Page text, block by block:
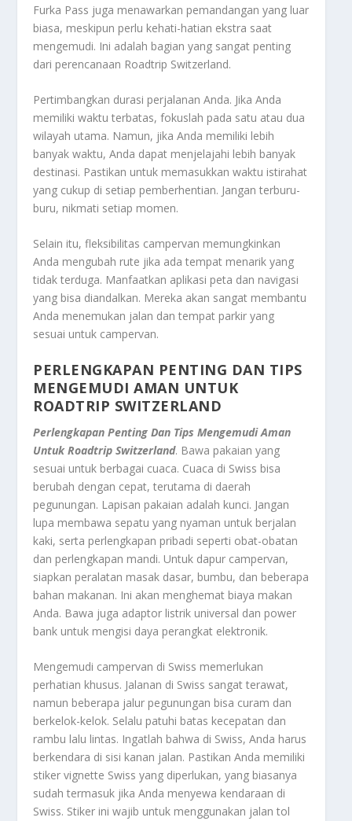
Furka Pass juga menawarkan pemandangan yang luar
biasa, meskipun perlu kehati-hatian ekstra saat
mengemudi. Ini adalah bagian yang sangat penting
dari perencanaan Roadtrip Switzerland.
Pertimbangkan durasi perjalanan Anda. Jika Anda
memiliki waktu terbatas, fokuslah pada satu atau dua
wilayah utama. Namun, jika Anda memiliki lebih
banyak waktu, Anda dapat menjelajahi lebih banyak
destinasi. Pastikan untuk memasukkan waktu istirahat
yang cukup di setiap pemberhentian. Jangan terburu-
buru, nikmati setiap momen.
Selain itu, fleksibilitas campervan memungkinkan
Anda mengubah rute jika ada tempat menarik yang
tidak terduga. Manfaatkan aplikasi peta dan navigasi
yang bisa diandalkan. Mereka akan sangat membantu
Anda menemukan jalan dan tempat parkir yang
sesuai untuk campervan.
PERLENGKAPAN PENTING DAN TIPS
MENGEMUDI AMAN UNTUK
ROADTRIP SWITZERLAND
Perlengkapan Penting Dan Tips Mengemudi Aman
Untuk Roadtrip Switzerland. Bawa pakaian yang
sesuai untuk berbagai cuaca. Cuaca di Swiss bisa
berubah dengan cepat, terutama di daerah
pegunungan. Lapisan pakaian adalah kunci. Jangan
lupa membawa sepatu yang nyaman untuk berjalan
kaki, serta perlengkapan pribadi seperti obat-obatan
dan perlengkapan mandi. Untuk dapur campervan,
siapkan peralatan masak dasar, bumbu, dan beberapa
bahan makanan. Ini akan menghemat biaya makan
Anda. Bawa juga adaptor listrik universal dan power
bank untuk mengisi daya perangkat elektronik.
Mengemudi campervan di Swiss memerlukan
perhatian khusus. Jalanan di Swiss sangat terawat,
namun beberapa jalur pegunungan bisa curam dan
berkelok-kelok. Selalu patuhi batas kecepatan dan
rambu lalu lintas. Ingatlah bahwa di Swiss, Anda harus
berkendara di sisi kanan jalan. Pastikan Anda memiliki
stiker vignette Swiss yang diperlukan, yang biasanya
sudah termasuk jika Anda menyewa kendaraan di
Swiss. Stiker ini wajib untuk menggunakan jalan tol